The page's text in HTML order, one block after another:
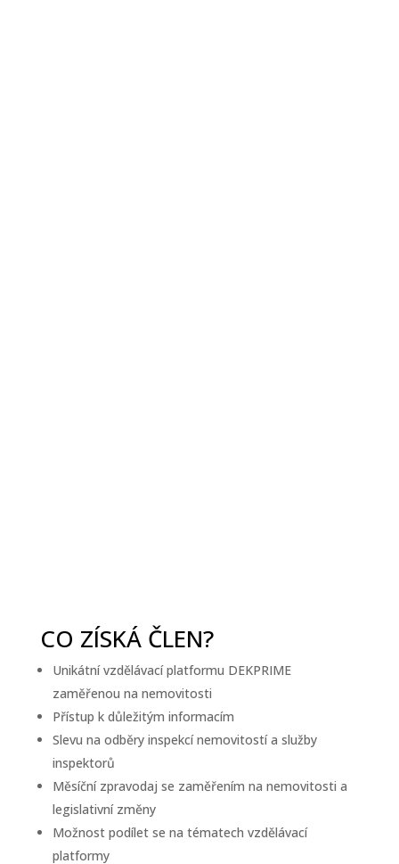
CO ZÍSKÁ ČLEN?
Unikátní vzdělávací platformu DEKPRIME
zaměřenou na nemovitosti
Přístup k důležitým informacím
Slevu na odběry inspekcí nemovitostí a služby
inspektorů
Měsíční zpravodaj se zaměřením na nemovitosti a
legislativní změny
Možnost podílet se na tématech vzdělávací
platformy